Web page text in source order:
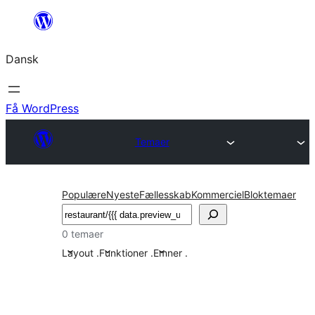
Spring
indhold
Dansk
Få WordPress
Temaer
PopulæreNyesteFællesskabKommercielBloktemaer
Søg
0 temaer
Layout .Funktioner .Emner .